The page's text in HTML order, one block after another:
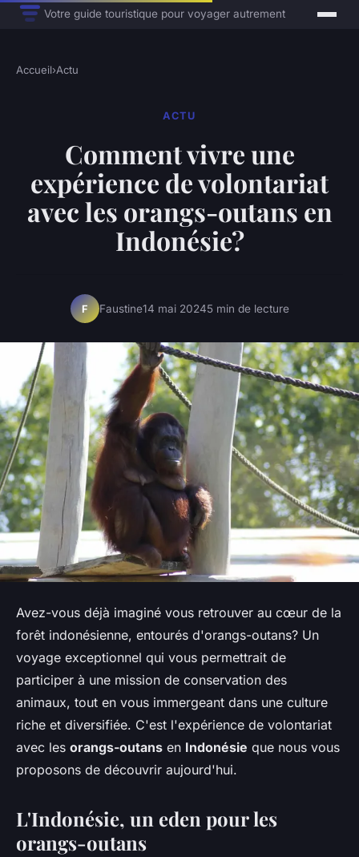
Votre guide touristique pour voyager autrement
Accueil›Actu
ACTU
Comment vivre une
expérience de volontariat
avec les orangs-outans en
Indonésie?
F Faustine14 mai 20245 min de lecture
Avez-vous déjà imaginé vous retrouver au cœur de la
forêt indonésienne, entourés d'orangs-outans? Un
voyage exceptionnel qui vous permettrait de
participer à une mission de conservation des
animaux, tout en vous immergeant dans une culture
riche et diversifiée. C'est l'expérience de volontariat
avec les orangs-outans en Indonésie que nous vous
proposons de découvrir aujourd'hui.
L'Indonésie, un eden pour les
orangs-outans